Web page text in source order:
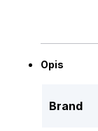
Opis
Brand